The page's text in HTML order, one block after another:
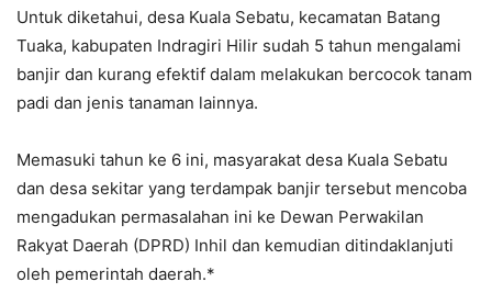
Untuk diketahui, desa Kuala Sebatu, kecamatan Batang
Tuaka, kabupaten Indragiri Hilir sudah 5 tahun mengalami
banjir dan kurang efektif dalam melakukan bercocok tanam
padi dan jenis tanaman lainnya.
Memasuki tahun ke 6 ini, masyarakat desa Kuala Sebatu
dan desa sekitar yang terdampak banjir tersebut mencoba
mengadukan permasalahan ini ke Dewan Perwakilan
Rakyat Daerah (DPRD) Inhil dan kemudian ditindaklanjuti
oleh pemerintah daerah.*